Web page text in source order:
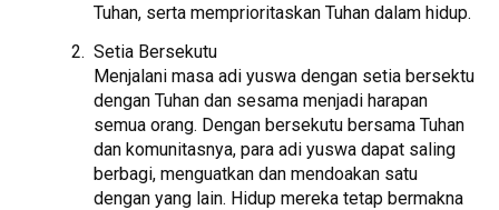
Tuhan, serta memprioritaskan Tuhan dalam hidup.
Setia Bersekutu
Menjalani masa adi yuswa dengan setia bersektu
dengan Tuhan dan sesama menjadi harapan
semua orang. Dengan bersekutu bersama Tuhan
dan komunitasnya, para adi yuswa dapat saling
berbagi, menguatkan dan mendoakan satu
dengan yang lain. Hidup mereka tetap bermakna